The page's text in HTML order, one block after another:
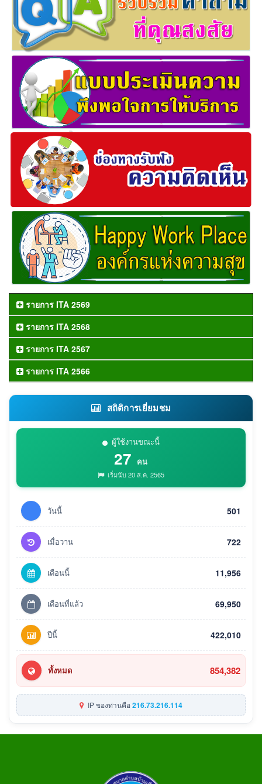
รายการ ITA 2569
รายการ ITA 2568
รายการ ITA 2567
รายการ ITA 2566
สถิติการเยี่ยมชม
ผู้ใช้งานขณะนี้
27 คน
เริ่มนับ 20 ส.ค. 2565
วันนี้ 501
เมื่อวาน 722
เดือนนี้ 11,956
เดือนที่แล้ว 69,950
ปีนี้ 422,010
ทั้งหมด 854,382
IP ของท่านคือ216.73.216.114